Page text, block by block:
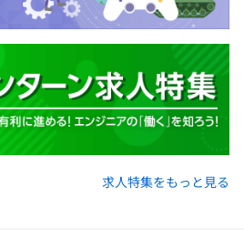
求人特集をもっと見る